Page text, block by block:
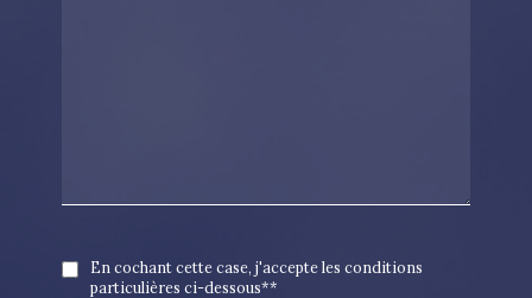
En cochant cette case, j'accepte les conditions
particulières ci-dessous**